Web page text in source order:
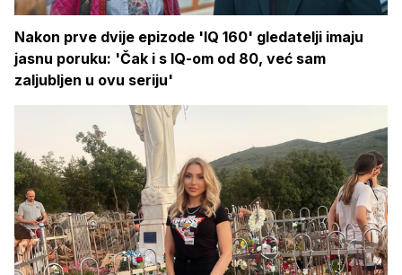
Nakon prve dvije epizode 'IQ 160' gledatelji imaju
jasnu poruku: 'Čak i s IQ-om od 80, već sam
zaljubljen u ovu seriju'